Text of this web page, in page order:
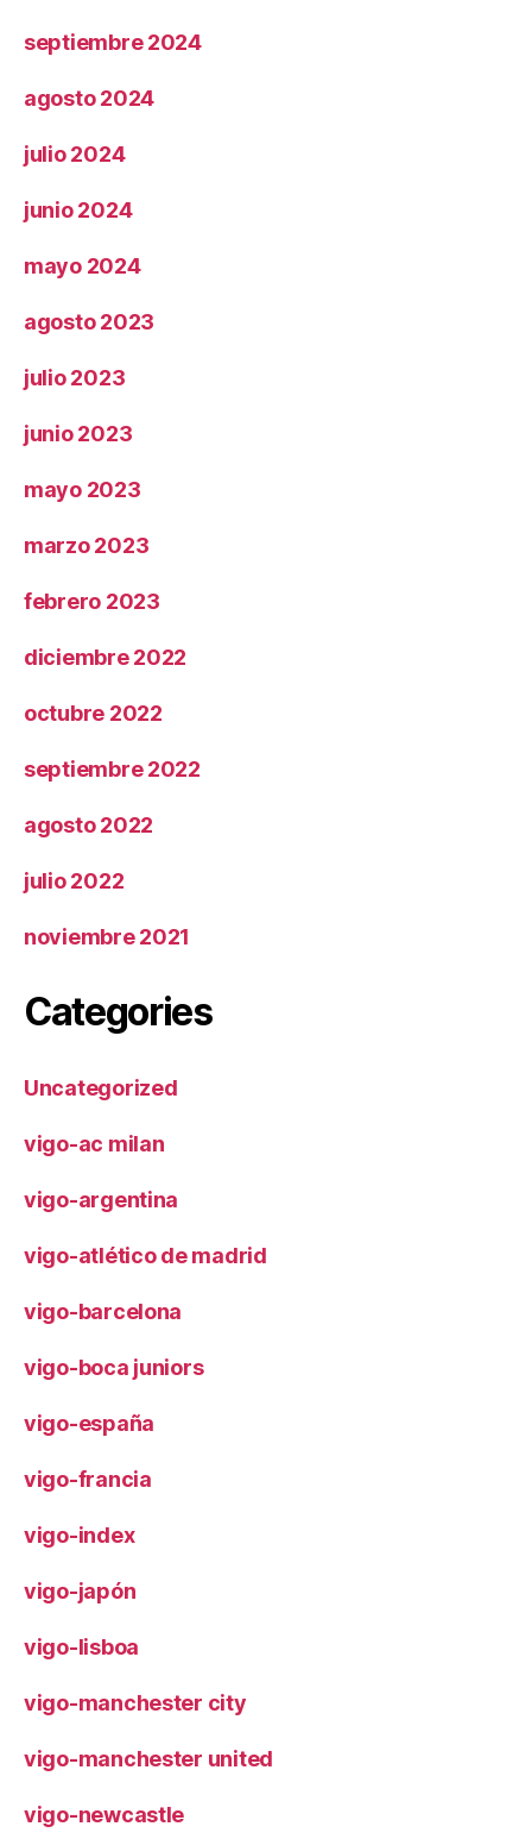
septiembre 2024
agosto 2024
julio 2024
junio 2024
mayo 2024
agosto 2023
julio 2023
junio 2023
mayo 2023
marzo 2023
febrero 2023
diciembre 2022
octubre 2022
septiembre 2022
agosto 2022
julio 2022
noviembre 2021
Categories
Uncategorized
vigo-ac milan
vigo-argentina
vigo-atlético de madrid
vigo-barcelona
vigo-boca juniors
vigo-españa
vigo-francia
vigo-index
vigo-japón
vigo-lisboa
vigo-manchester city
vigo-manchester united
vigo-newcastle